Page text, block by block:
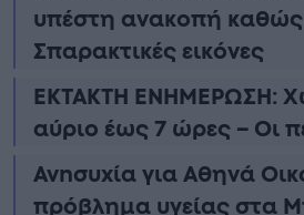
υπέστη ανακοπή καθώς
Σπαρακτικές εικόνες
ΕΚΤΑΚΤΗ ΕΝΗΜΕΡΩΣΗ:
αύριο έως 7 ώρες – Οι
Ανnσυxία για Αθηνά
πρόβλημα υγείας στα